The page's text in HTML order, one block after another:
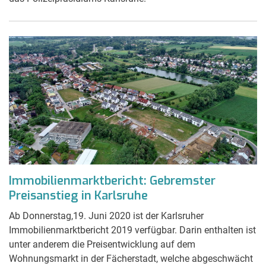
Immobilienmarktbericht: Gebremster
Preisanstieg in Karlsruhe
Ab Donnerstag,19. Juni 2020 ist der Karlsruher
Immobilienmarktbericht 2019 verfügbar. Darin enthalten ist
unter anderem die Preisentwicklung auf dem
Wohnungsmarkt in der Fächerstadt, welche abgeschwächt